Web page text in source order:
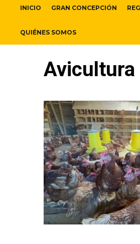
INICIO GRAN CONCEPCIÓN
QUIÉNES SOMOS
Avicultura